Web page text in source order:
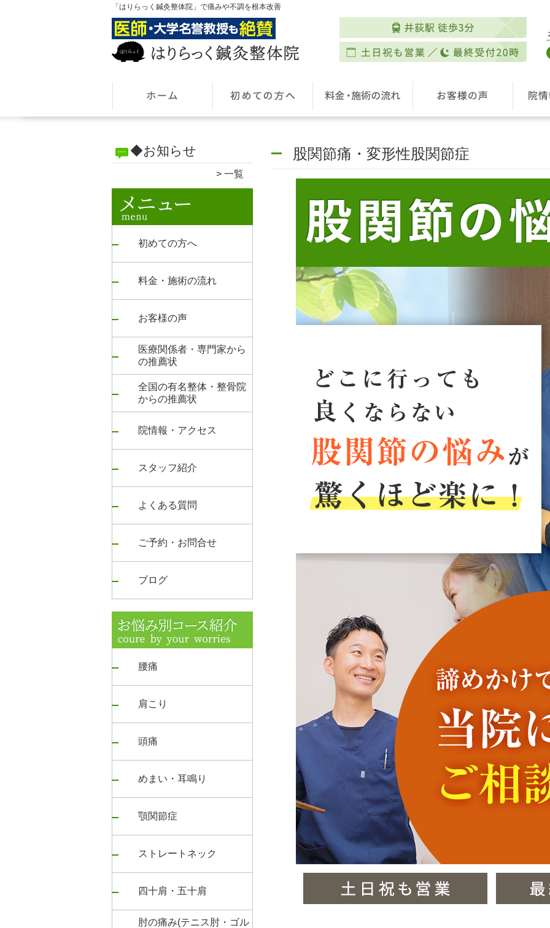
「はりらっく鍼灸整体院」で痛みや不調を根本改善
◆お知らせ
一覧
初めての方へ
料金・施術の流れ
お客様の声
医療関係者・専門家から
の推薦状
全国の有名整体・整骨院
からの推薦状
院情報・アクセス
スタッフ紹介
よくある質問
ご予約・お問合せ
ブログ
腰痛
肩こり
頭痛
めまい・耳鳴り
顎関節症
ストレートネック
四十肩・五十肩
肘の痛み(テニス肘・ゴル
股関節痛・変形性股関節症